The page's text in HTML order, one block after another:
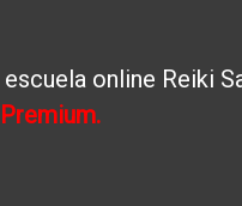
online Reiki